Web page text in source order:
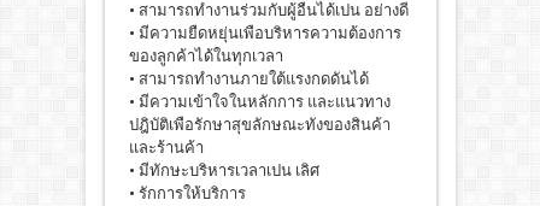
• สามารถทํางานร่วมกับผู้อืนได้เปน อย่างดี
• มีความยืดหยุ่นเพือบริหารความต้องการ
ของลูกค้าได้ในทุกเวลา
• สามารถทํางานภายใต้แรงกดดันได้
• มีความเข้าใจในหลักการ และแนวทาง
ปฎิบัติเพือรักษาสุขลักษณะทังของสินค้า
และร้านค้า
• มีทักษะบริหารเวลาเปน เลิศ
• รักการให้บริการ